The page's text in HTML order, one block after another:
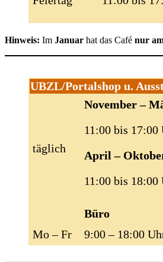
Hinweis: Im Januar hat das Café nur
UBZL/Portalshop u.
täglich
November –
11:00 bis 17:00
April –
11:00 bis 18:00
Büro
Mo – Fr
9:00 – 18:00